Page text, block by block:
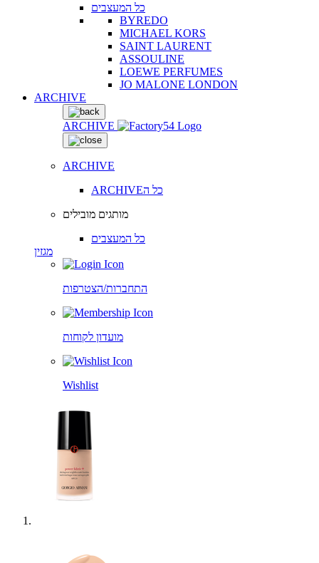
כל המעצבים
BYREDO
MICHAEL KORS
SAINT LAURENT
ASSOULINE
LOEWE PERFUMES
JO MALONE LONDON
ARCHIVE
ARCHIVE
ARCHIVE
ARCHIVEכל ה
מותגים מובילים
כל המעצבים
מגזין
התחברות/הצטרפות
מועדון לקוחות
Wishlist